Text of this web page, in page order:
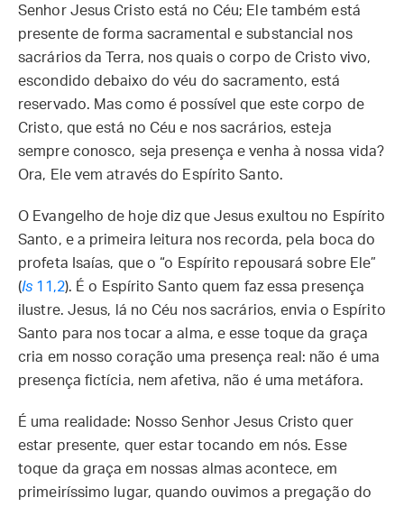
Senhor Jesus Cristo está no Céu; Ele também está
presente de forma sacramental e substancial nos
sacrários da Terra, nos quais o corpo de Cristo vivo,
escondido debaixo do véu do sacramento, está
reservado. Mas como é possível que este corpo de
Cristo, que está no Céu e nos sacrários, esteja
sempre conosco, seja presença e venha à nossa vida?
Ora, Ele vem através do Espírito Santo.
O Evangelho de hoje diz que Jesus exultou no Espírito
Santo, e a primeira leitura nos recorda, pela boca do
profeta Isaías, que o “o Espírito repousará sobre Ele”
(Is 11,2). É o Espírito Santo quem faz essa presença
ilustre. Jesus, lá no Céu nos sacrários, envia o Espírito
Santo para nos tocar a alma, e esse toque da graça
cria em nosso coração uma presença real: não é uma
presença fictícia, nem afetiva, não é uma metáfora.
É uma realidade: Nosso Senhor Jesus Cristo quer
estar presente, quer estar tocando em nós. Esse
toque da graça em nossas almas acontece, em
primeiríssimo lugar, quando ouvimos a pregação do